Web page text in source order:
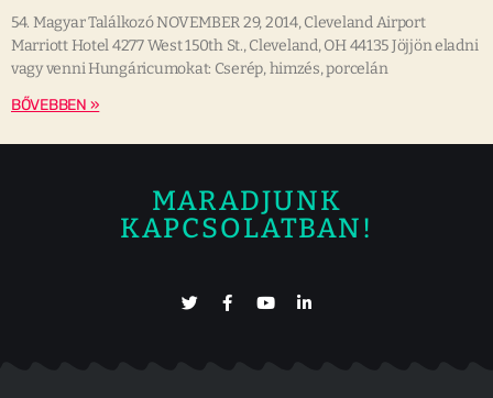
54. Magyar Találkozó NOVEMBER 29, 2014, Cleveland Airport
Marriott Hotel 4277 West 150th St., Cleveland, OH 44135 Jöjjön eladni
vagy venni Hungáricumokat: Cserép, himzés, porcelán
BŐVEBBEN »
MARADJUNK
KAPCSOLATBAN!